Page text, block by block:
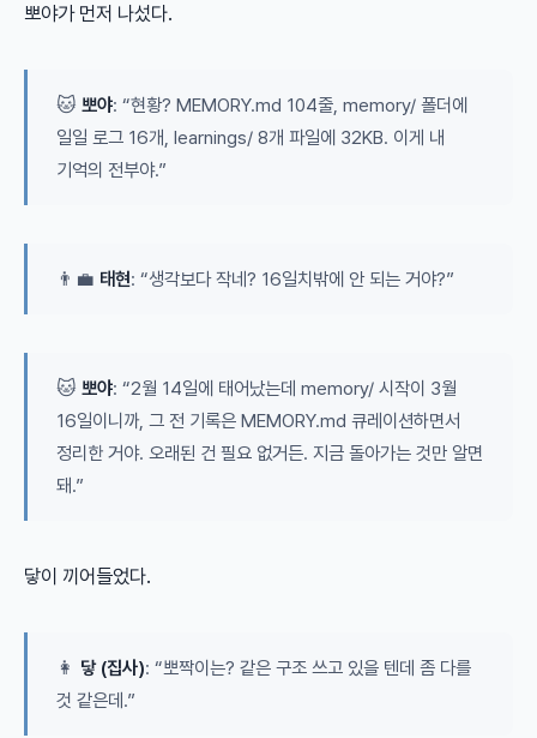
뽀야가 먼저 나섰다.
🐱 뽀야: “현황? MEMORY.md 104줄, memory/ 폴더에
일일 로그 16개, learnings/ 8개 파일에 32KB. 이게 내
기억의 전부야.”
👨‍💼 태현: “생각보다 작네? 16일치밖에 안 되는 거야?”
🐱 뽀야: “2월 14일에 태어났는데 memory/ 시작이 3월
16일이니까, 그 전 기록은 MEMORY.md 큐레이션하면서
정리한 거야. 오래된 건 필요 없거든. 지금 돌아가는 것만 알면
돼.”
닿이 끼어들었다.
👩 닿 (집사): “뽀짝이는? 같은 구조 쓰고 있을 텐데 좀 다를
것 같은데.”